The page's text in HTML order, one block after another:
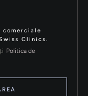
comerciale
Clinics.
Politica de